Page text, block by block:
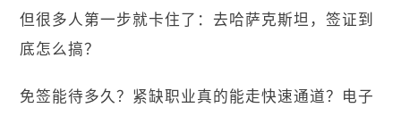
但很多人第一步就卡住了：去哈萨克斯坦，签证到
底怎么搞？
免签能待多久？紧缺职业真的能走快速通道？电子